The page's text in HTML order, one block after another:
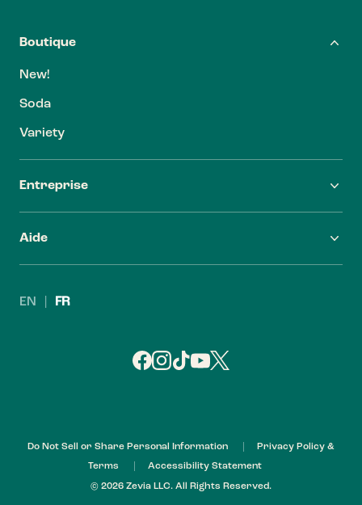
Boutique
New!
Soda
Variety
Entreprise
Carrières
Investisseurs
Aide
EN FR
Do Not Sell or Share Personal Information
Privacy Policy &
Terms
Accessibility Statement
© 2026 Zevia LLC. All Rights Reserved.